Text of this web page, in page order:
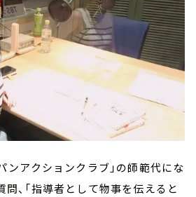
ンアクションクラブ」の師範代にな
、「指導者として物事を伝えると